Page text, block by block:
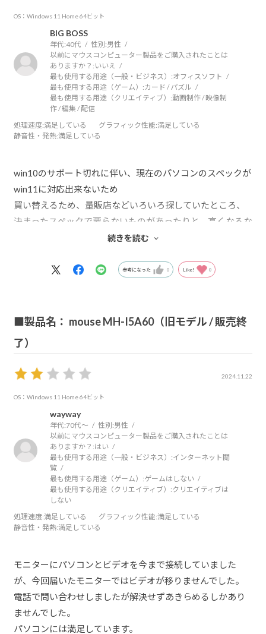
OS：Windows 11 Home 64ビット
BIG BOSS
年代:40代 性別:男性
以前にマウスコンピューター製品をご購入されたことは
ありますか？: いいえ
最も使用する用途（一般・ビジネス）:オフィスソフト
最も使用する用途（ゲーム）:カード / パズル
最も使用する用途（クリエイティブ）:動画制作 / 映像制
作 / 編集 / 配信
処理速度:満足している グラフィック性能:満足している
静音性・発熱:満足している
win10のサポート切れに伴い、現在のパソコンのスペックが
win11に対応出来ないため
買い替えるため、量販店などいろいろ探していたところ、
決まったスペックで要らないものがあったりと、高くなるな
ぁと思っていたところ。
こちらで購入。アップグレードしても結果少し安く買えた
PCはメチャクチャ快調
続きを読む
参考になった 0 Like! 0
■製品名： mouse MH-I5A60（旧モデル / 販売終
了）
2024.11.22
OS：Windows 11 Home 64ビット
wayway
年代:70代～ 性別:男性
以前にマウスコンピューター製品をご購入されたことは
ありますか？:はい
最も使用する用途（一般・ビジネス）:インターネット閲
覧
最も使用する用途（ゲーム）:ゲームはしない
最も使用する用途（クリエイティブ）:クリエイティブは
しない
処理速度:満足している グラフィック性能:満足している
静音性・発熱:満足している
モニターにパソコンとビデオを今まで接続していました
が、今回届いたモニターではビデオが移りませんでした。
電話で問い合わせしましたが解決せずあきらめるしかあり
ませんでした。
パソコンには満足しています。